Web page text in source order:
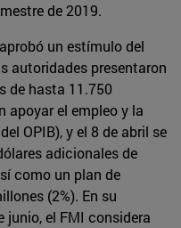
de 2019.
un estímulo del
autoridades presentaron
de hasta 11.750
apoyar el empleo y la
OPIB), y el 8 de abril se
adicionales de
como un plan de
(2%). En su
junio, el FMI considera